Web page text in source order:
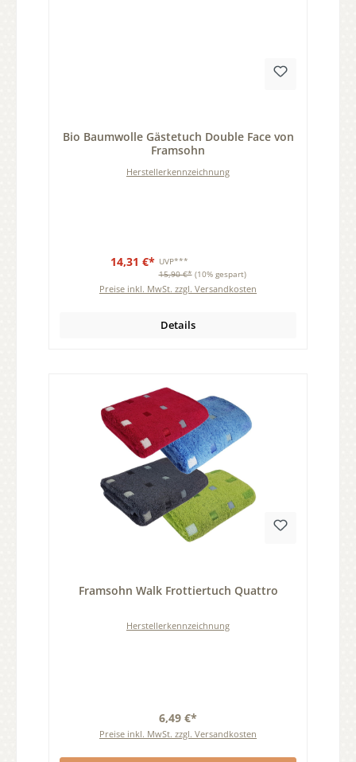
Bio Baumwolle Gästetuch Double Face von
Framsohn
Herstellerkennzeichnung
14,31 €* UVP***
15,90 €* (10% gespart)
Preise inkl. MwSt. zzgl. Versandkosten
Details
Framsohn Walk Frottiertuch Quattro
Herstellerkennzeichnung
6,49 €*
Preise inkl. MwSt. zzgl. Versandkosten